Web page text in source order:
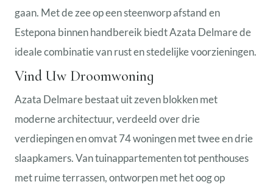
gaan. Met de zee op een steenworp afstand en
Estepona binnen handbereik biedt Azata Delmare de
ideale combinatie van rust en stedelijke voorzieningen.
Vind Uw Droomwoning
Azata Delmare bestaat uit zeven blokken met
moderne architectuur, verdeeld over drie
verdiepingen en omvat 74 woningen met twee en drie
slaapkamers. Van tuinappartementen tot penthouses
met ruime terrassen, ontworpen met het oog op